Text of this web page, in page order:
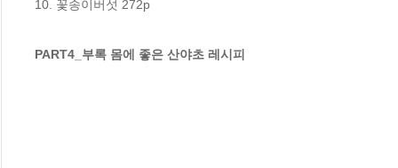
10. 꽃송이버섯 272p
PART4_부록 몸에 좋은 산야초 레시피